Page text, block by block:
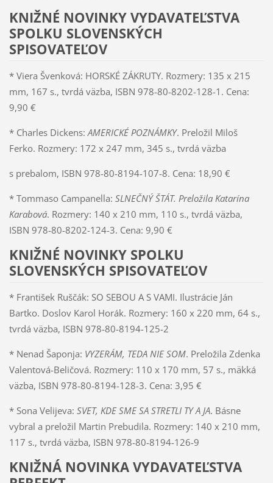
KNIŽNÉ NOVINKY VYDAVATEĽSTVA
SPOLKU SLOVENSKÝCH
SPISOVATEĽOV
* Viera Švenková: HORSKÉ ZÁKRUTY. Rozmery: 135 x 215
mm, 167 s., tvrdá väzba, ISBN 978-80-8202-128-1. Cena:
9,90 €
* Charles Dickens:AMERICKÉ POZNÁMKY. Preložil Miloš
Ferko. Rozmery: 172 x 247 mm, 345 s., tvrdá väzba
s prebalom, ISBN 978-80-8194-107-8. Cena: 18,90 €
* Tommaso Campanella: SLNEČNÝ ŠTÁT. Preložila Katarína
Karabová. Rozmery: 140 x 210 mm, 110 s., tvrdá väzba,
ISBN 978-80-8202-124-3. Cena: 9,90 €
KNIŽNÉ NOVINKY SPOLKU
SLOVENSKÝCH SPISOVATEĽOV
* František Ruščák: SO SEBOU A S VAMI. Ilustrácie Ján
Bartko. Doslov Karol Horák. Rozmery: 160 x 220 mm, 64 s.,
tvrdá väzba, ISBN 978-80-8194-125-2
* Nenad Šaponja: VYZERÁM, TEDA NIE SOM. Preložila Zdenka
Valentová-Beličová. Rozmery: 110 x 170 mm, 57 s., mäkká
väzba, ISBN 978-80-8194-128-3. Cena: 3,95 €
* Sona Velijeva: SVET, KDE SME SA STRETLI TY A JA. Básne
vybral a preložil Martin Prebudila. Rozmery: 140 x 210 mm,
117 s., tvrdá väzba, ISBN 978-80-8194-126-9
KNIŽNÁ NOVINKA VYDAVATEĽSTVA